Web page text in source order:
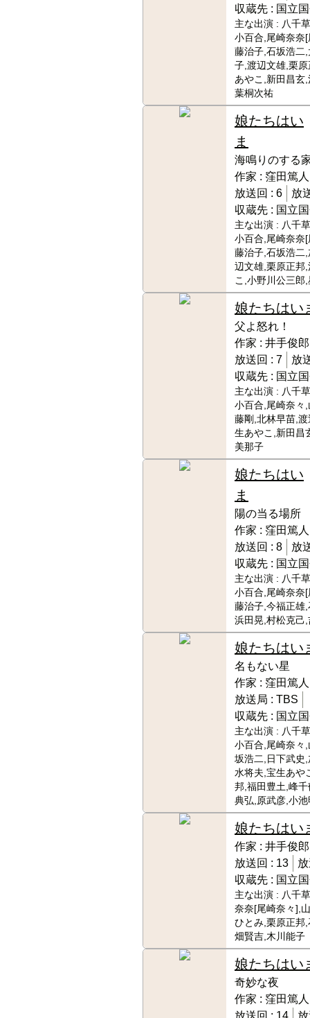
収蔵先 : 国立
主な出演 : 八千
小百合,尾崎奈奈
藤治子,石坂浩二
子,渡辺文雄,栗
あやこ,新田昌玄
葉桐次祐
娘たちはい
ま
海鳴りのする
作家 : 窪田篤
放送回 : 6
放
収蔵先 : 国立
主な出演 : 八千
小百合,尾崎奈奈
藤治子,石坂浩二
辺文雄,栗原正邦
こ,小野川公三郎
娘たちはい
父よ怒れ！
作家 : 井手俊
放送回 : 7
放
収蔵先 : 国立
主な出演 : 八千
小百合,尾崎奈々
藤剛,北林早苗,
生あやこ,新田昌
美那子
娘たちはい
ま
陽の当る場所
作家 : 窪田篤
放送回 : 8
放
収蔵先 : 国立
主な出演 : 八千
小百合,尾崎奈奈
藤治子,今福正雄
浜田晃,村松克己
娘たちはい
名もない星
作家 : 窪田篤人
放送局 : TBS
収蔵先 : 国立
主な出演 : 八千
小百合,尾崎奈々
坂浩二,日下武史
水将夫,宝生あや
邦,福田豊土,峰
典弘,原武彦,小
娘たちはい
作家 : 井手俊
放送回 : 13
収蔵先 : 国立
主な出演 : 八千
奈奈[尾崎奈々],
ひとみ,栗原正邦
畑賢吉,木川能子
娘たちはい
奇妙な夜
作家 : 窪田篤
放送回 : 14